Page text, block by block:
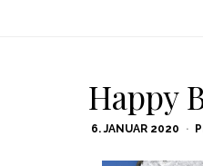
Happy
POSTED
6. JANUAR 2020